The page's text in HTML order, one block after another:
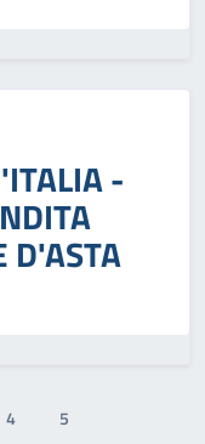
-
D'ASTA
4
5